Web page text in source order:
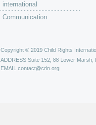
international
Communication
Copyright © 2019 Child Rights
ADDRESS Suite 152, 88 Lower Marsh,
EMAIL contact@crin.org